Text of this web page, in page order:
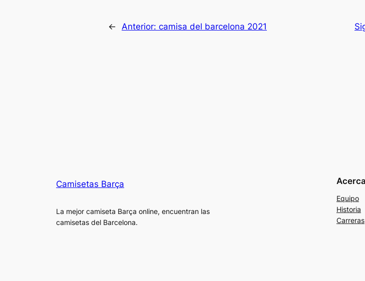
← Anterior: camisa del barcelona 2021
Camisetas Barça
La mejor camiseta Barça online, encuentran las
camisetas del Barcelona.
Equipo
Historia
Carreras